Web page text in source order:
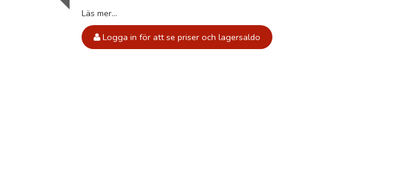
Läs mer...
Logga in för att se priser och lagersaldo